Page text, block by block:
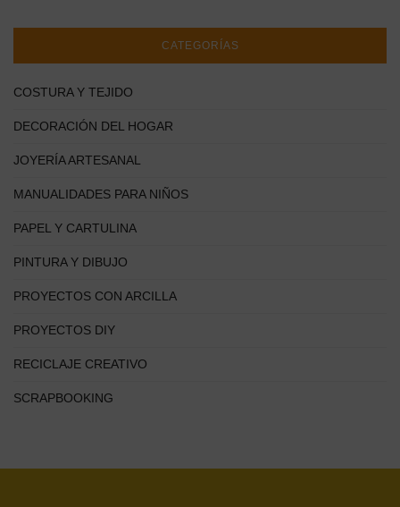
CATEGORÍAS
COSTURA Y TEJIDO
DECORACIÓN DEL HOGAR
JOYERÍA ARTESANAL
MANUALIDADES PARA NIÑOS
PAPEL Y CARTULINA
PINTURA Y DIBUJO
PROYECTOS CON ARCILLA
PROYECTOS DIY
RECICLAJE CREATIVO
SCRAPBOOKING